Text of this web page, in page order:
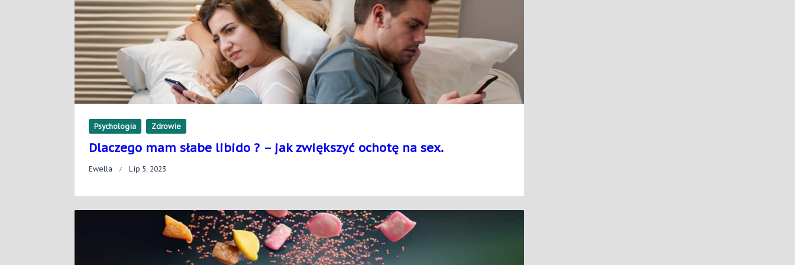
Psychologia Zdrowie
Dlaczego mam słabe libido ? – jak zwiększyć ochotę na sex.
Ewella Lip 5, 2023